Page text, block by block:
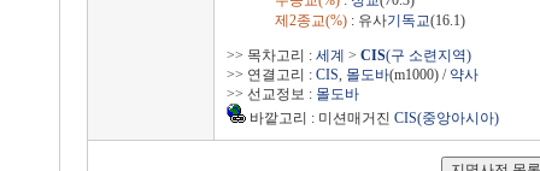
제2종교(%): 유사기독교(16.1)
>> 목차고리 : 세계 > CIS(구 소련지역)
>> 연결고리 : CIS, 몰도바(m1000) / 약사
>> 선교정보 : 몰도바
바깥고리 : 미션매거진 CIS(중앙아시아)